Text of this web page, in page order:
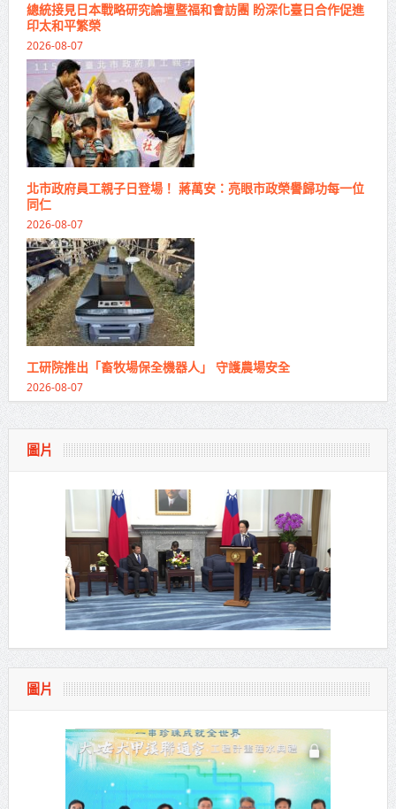
總統接見日本戰略研究論壇暨福和會訪團 盼深化臺日合作促進
印太和平繁榮
2026-08-07
北市政府員工親子日登場！ 蔣萬安：亮眼市政榮譽歸功每一位
同仁
2026-08-07
工研院推出「畜牧場保全機器人」 守護農場安全
2026-08-07
圖片
圖片